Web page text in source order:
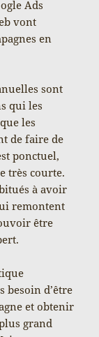
Ads
vont
en
sont
qui les
les
de faire de
ponctuel,
très courte.
à avoir
remontent
être
besoin d’être
et obtenir
grand